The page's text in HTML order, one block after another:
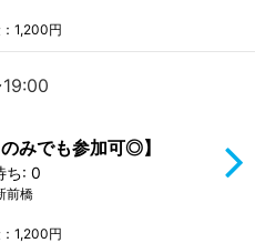
1,200円
みでも参加可◎】
ち: 0
前橋
1,200円